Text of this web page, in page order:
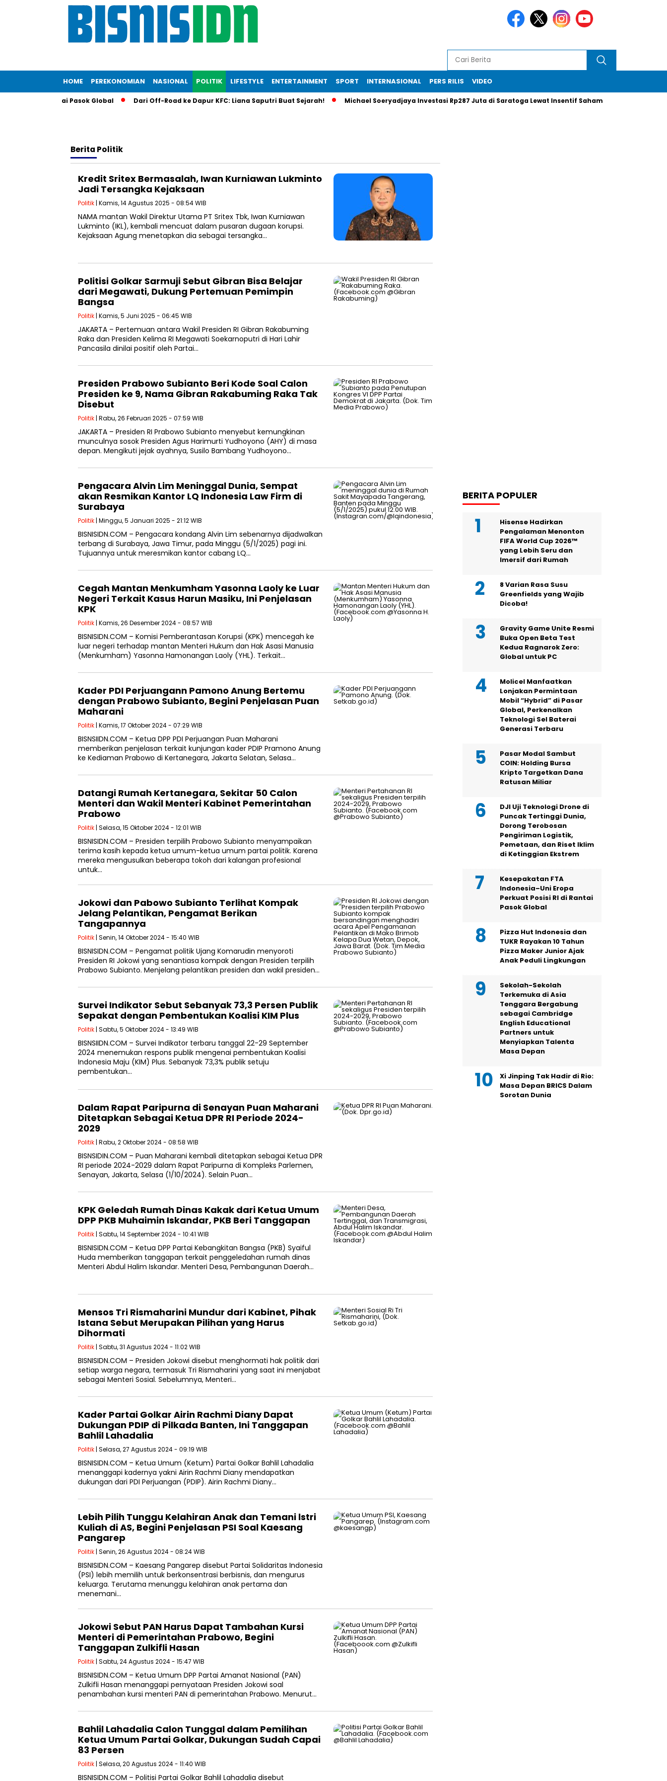
HOME PEREKONOMIAN NASIONAL POLITIK LIFESTYLE ENTERTAINMENT SPORT INTERNASIONAL PERS RILIS VIDEO
RI di Rantai Pasok Global Dari Off-Road ke Dapur KFC: Liana Saputri Buat Sejarah! Michael Soeryadjaya Investasi Rp287 Juta di Saratoga Lewat Insentif Saham Xi Jinping Tak
Berita Politik
Kredit Sritex Bermasalah, Iwan Kurniawan Lukminto
Jadi Tersangka Kejaksaan
Politik | Kamis, 14 Agustus 2025 - 08:54 WIB
NAMA mantan Wakil Direktur Utama PT Sritex Tbk, Iwan Kurniawan
Lukminto (IKL), kembali mencuat dalam pusaran dugaan korupsi.
Kejaksaan Agung menetapkan dia sebagai tersangka…
Politisi Golkar Sarmuji Sebut Gibran Bisa Belajar
dari Megawati, Dukung Pertemuan Pemimpin
Bangsa
Politik | Kamis, 5 Juni 2025 - 06:45 WIB
JAKARTA – Pertemuan antara Wakil Presiden RI Gibran Rakabuming
Raka dan Presiden Kelima RI Megawati Soekarnoputri di Hari Lahir
Pancasila dinilai positif oleh Partai…
Presiden Prabowo Subianto Beri Kode Soal Calon
Presiden ke 9, Nama Gibran Rakabuming Raka Tak
Disebut
Politik | Rabu, 26 Februari 2025 - 07:59 WIB
JAKARTA – Presiden RI Prabowo Subianto menyebut kemungkinan
munculnya sosok Presiden Agus Harimurti Yudhoyono (AHY) di masa
depan. Mengikuti jejak ayahnya, Susilo Bambang Yudhoyono…
Pengacara Alvin Lim Meninggal Dunia, Sempat
akan Resmikan Kantor LQ Indonesia Law Firm di
Surabaya
Politik | Minggu, 5 Januari 2025 - 21:12 WIB
BISNISIDN.COM – Pengacara kondang Alvin Lim sebenarnya dijadwalkan
terbang di Surabaya, Jawa Timur, pada Minggu (5/1/2025) pagi ini.
Tujuannya untuk meresmikan kantor cabang LQ…
Cegah Mantan Menkumham Yasonna Laoly ke Luar
Negeri Terkait Kasus Harun Masiku, Ini Penjelasan
KPK
Politik | Kamis, 26 Desember 2024 - 08:57 WIB
BISNISIDN.COM – Komisi Pemberantasan Korupsi (KPK) mencegah ke
luar negeri terhadap mantan Menteri Hukum dan Hak Asasi Manusia
(Menkumham) Yasonna Hamonangan Laoly (YHL). Terkait…
Kader PDI Perjuangann Pamono Anung Bertemu
dengan Prabowo Subianto, Begini Penjelasan Puan
Maharani
Politik | Kamis, 17 Oktober 2024 - 07:29 WIB
BISNSIIDN.COM – Ketua DPP PDI Perjuangan Puan Maharani
memberikan penjelasan terkait kunjungan kader PDIP Pramono Anung
ke Kediaman Prabowo di Kertanegara, Jakarta Selatan, Selasa…
Datangi Rumah Kertanegara, Sekitar 50 Calon
Menteri dan Wakil Menteri Kabinet Pemerintahan
Prabowo
Politik | Selasa, 15 Oktober 2024 - 12:01 WIB
BISNISIDN.COM – Presiden terpilih Prabowo Subianto menyampaikan
terima kasih kepada ketua umum-ketua umum partai politik. Karena
mereka mengusulkan beberapa tokoh dari kalangan profesional
untuk…
Jokowi dan Pabowo Subianto Terlihat Kompak
Jelang Pelantikan, Pengamat Berikan
Tangapannya
Politik | Senin, 14 Oktober 2024 - 15:40 WIB
BISNISIDN.COM – Pengamat politik Ujang Komarudin menyoroti
Presiden RI Jokowi yang senantiasa kompak dengan Presiden terpilih
Prabowo Subianto. Menjelang pelantikan presiden dan wakil presiden…
Survei Indikator Sebut Sebanyak 73,3 Persen Publik
Sepakat dengan Pembentukan Koalisi KIM Plus
Politik | Sabtu, 5 Oktober 2024 - 13:49 WIB
BISNSIIDN.COM – Survei Indikator terbaru tanggal 22-29 September
2024 menemukan respons publik mengenai pembentukan Koalisi
Indonesia Maju (KIM) Plus. Sebanyak 73,3% publik setuju
pembentukan…
Dalam Rapat Paripurna di Senayan Puan Maharani
Ditetapkan Sebagai Ketua DPR RI Periode 2024-
2029
Politik | Rabu, 2 Oktober 2024 - 08:58 WIB
BISNSIDIN.COM – Puan Maharani kembali ditetapkan sebagai Ketua DPR
RI periode 2024-2029 dalam Rapat Paripurna di Kompleks Parlemen,
Senayan, Jakarta, Selasa (1/10/2024). Selain Puan…
KPK Geledah Rumah Dinas Kakak dari Ketua Umum
DPP PKB Muhaimin Iskandar, PKB Beri Tanggapan
Politik | Sabtu, 14 September 2024 - 10:41 WIB
BISNISIDN.COM – Ketua DPP Partai Kebangkitan Bangsa (PKB) Syaiful
Huda memberikan tanggapan terkait penggeledahan rumah dinas
Menteri Abdul Halim Iskandar. Menteri Desa, Pembangunan Daerah…
Mensos Tri Rismaharini Mundur dari Kabinet, Pihak
Istana Sebut Merupakan Pilihan yang Harus
Dihormati
Politik | Sabtu, 31 Agustus 2024 - 11:02 WIB
BISNISIDN.COM – Presiden Jokowi disebut menghormati hak politik dari
setiap warga negara, termasuk Tri Rismaharini yang saat ini menjabat
sebagai Menteri Sosial. Sebelumnya, Menteri…
Kader Partai Golkar Airin Rachmi Diany Dapat
Dukungan PDIP di Pilkada Banten, Ini Tanggapan
Bahlil Lahadalia
Politik | Selasa, 27 Agustus 2024 - 09:19 WIB
BISNISIDN.COM – Ketua Umum (Ketum) Partai Golkar Bahlil Lahadalia
menanggapi kadernya yakni Airin Rachmi Diany mendapatkan
dukungan dari PDI Perjuangan (PDIP). Airin Rachmi Diany…
Lebih Pilih Tunggu Kelahiran Anak dan Temani lstri
Kuliah di AS, Begini Penjelasan PSI Soal Kaesang
Pangarep
Politik | Senin, 26 Agustus 2024 - 08:24 WIB
BISNISIDN.COM – Kaesang Pangarep disebut Partai Solidaritas Indonesia
(PSI) lebih memilih untuk berkonsentrasi berbisnis, dan mengurus
keluarga. Terutama menunggu kelahiran anak pertama dan
menemani…
Jokowi Sebut PAN Harus Dapat Tambahan Kursi
Menteri di Pemerintahan Prabowo, Begini
Tanggapan Zulkifli Hasan
Politik | Sabtu, 24 Agustus 2024 - 15:47 WIB
BISNISIDN.COM – Ketua Umum DPP Partai Amanat Nasional (PAN)
Zulkifli Hasan menanggapi pernyataan Presiden Jokowi soal
penambahan kursi menteri PAN di pemerintahan Prabowo. Menurut…
Bahlil Lahadalia Calon Tunggal dalam Pemilihan
Ketua Umum Partai Golkar, Dukungan Sudah Capai
83 Persen
Politik | Selasa, 20 Agustus 2024 - 11:40 WIB
BISNISIDN.COM – Politisi Partai Golkar Bahlil Lahadalia disebut
BERITA POPULER
Hisense Hadirkan
Pengalaman Menonton
FIFA World Cup 2026™
yang Lebih Seru dan
Imersif dari Rumah
8 Varian Rasa Susu
Greenfields yang Wajib
Dicoba!
Gravity Game Unite Resmi
Buka Open Beta Test
Kedua Ragnarok Zero:
Global untuk PC
Molicel Manfaatkan
Lonjakan Permintaan
Mobil “Hybrid” di Pasar
Global, Perkenalkan
Teknologi Sel Baterai
Generasi Terbaru
Pasar Modal Sambut
COIN: Holding Bursa
Kripto Targetkan Dana
Ratusan Miliar
DJI Uji Teknologi Drone di
Puncak Tertinggi Dunia,
Dorong Terobosan
Pengiriman Logistik,
Pemetaan, dan Riset Iklim
di Ketinggian Ekstrem
Kesepakatan FTA
Indonesia–Uni Eropa
Perkuat Posisi RI di Rantai
Pasok Global
Pizza Hut Indonesia dan
TUKR Rayakan 10 Tahun
Pizza Maker Junior Ajak
Anak Peduli Lingkungan
Sekolah-Sekolah
Terkemuka di Asia
Tenggara Bergabung
sebagai Cambridge
English Educational
Partners untuk
Menyiapkan Talenta
Masa Depan
Xi Jinping Tak Hadir di Rio:
Masa Depan BRICS Dalam
Sorotan Dunia